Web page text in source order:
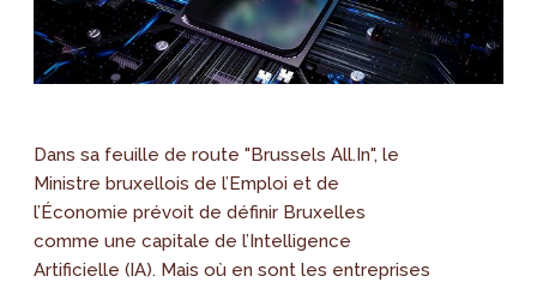
Dans sa feuille de route "Brussels All.In", le
Ministre bruxellois de l’Emploi et de
l’Économie prévoit de définir Bruxelles
comme une capitale de l’Intelligence
Artificielle (IA). Mais où en sont les entreprises